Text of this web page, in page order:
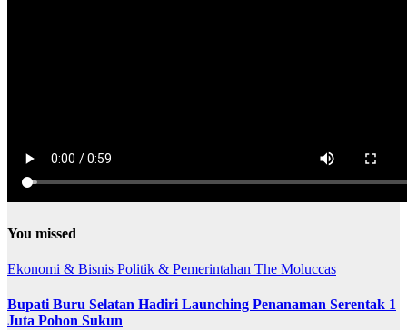
You missed
Ekonomi & Bisnis Politik & Pemerintahan The Moluccas
Bupati Buru Selatan Hadiri Launching Penanaman Serentak 1
Juta Pohon Sukun